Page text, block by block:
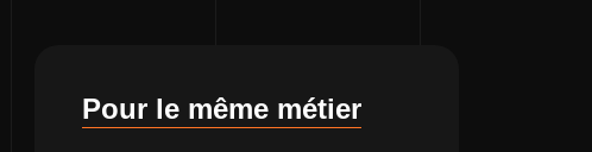
Pour le même métier